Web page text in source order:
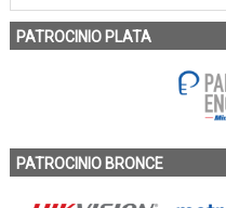
PATROCINIO PLATA
PATROCINIO BRONCE